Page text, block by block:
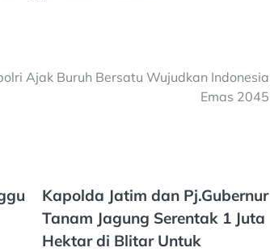
Ajak Buruh Bersatu Wujudkan Indonesia
Emas 2045
Kapolda Jatim dan Pj.Gubernur
Tanam Jagung Serentak 1 Juta
Hektar di Blitar Untuk